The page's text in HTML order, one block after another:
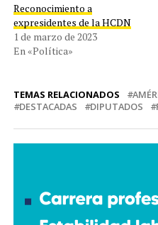
Reconocimiento a
expresidentes de la HCDN
1 de marzo de 2023
En «Política»
TEMAS RELACIONADOS
DESTACADAS
DIPUTADOS